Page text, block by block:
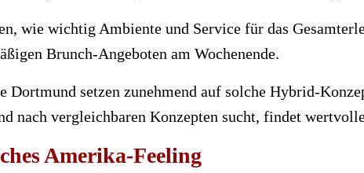
wie wichtig Ambiente und Service für das
Brunch-Angeboten am Wochenende.
Dortmund setzen zunehmend auf solche Hybrid-
nach vergleichbaren Konzepten sucht, findet
Amerika-Feeling